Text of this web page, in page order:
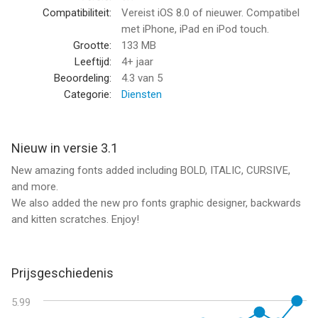
IT WORKS EVERYWHERE!
Cool Fonts Pro doesn't require full access to function, we don't
collect your personal typing data or upload that information to
the cloud.
**NOTE: Cool Fonts Pro is on sale for a limited time. There is a
price increase scheduled for the near future so take advantage
of this opportunity right now! ---
DOWNLOAD COOL FONTS PRO BEFORE IT'S TOO LATE!
Compatibiliteit:
Vereist iOS 8.0 of nieuwer. Compatibel
met iPhone, iPad en iPod touch.
Grootte:
133 MB
Leeftijd:
4+ jaar
Beoordeling:
4.3 van 5
Categorie:
Diensten
Nieuw in versie 3.1
New amazing fonts added including BOLD, ITALIC, CURSIVE,
and more.
We also added the new pro fonts graphic designer, backwards
and kitten scratches. Enjoy!
Prijsgeschiedenis
5.99